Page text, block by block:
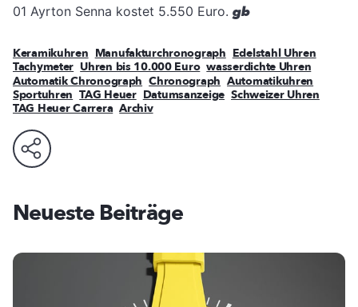
01 Ayrton Senna kostet 5.550 Euro. gb
Keramikuhren Manufakturchronograph Edelstahl Uhren
Tachymeter Uhren bis 10.000 Euro wasserdichte Uhren
Automatik Chronograph Chronograph Automatikuhren
Sportuhren TAG Heuer Datumsanzeige Schweizer Uhren
TAG Heuer Carrera Archiv
Neueste Beiträge